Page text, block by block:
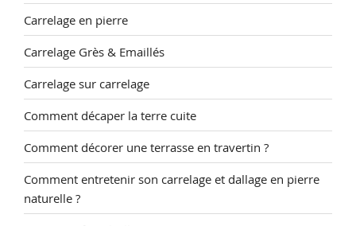
Carrelage en pierre
Carrelage Grès & Emaillés
Carrelage sur carrelage
Comment décaper la terre cuite
Comment décorer une terrasse en travertin ?
Comment entretenir son carrelage et dallage en pierre
naturelle ?